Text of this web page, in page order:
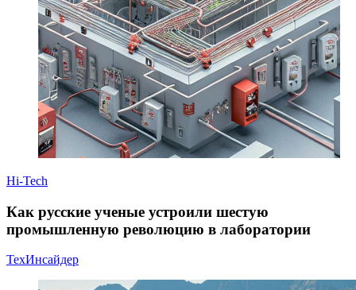
Hi-Tech
Как русские ученые устроили шестую
промышленную революцию в лаборатории
ТехИнсайдер